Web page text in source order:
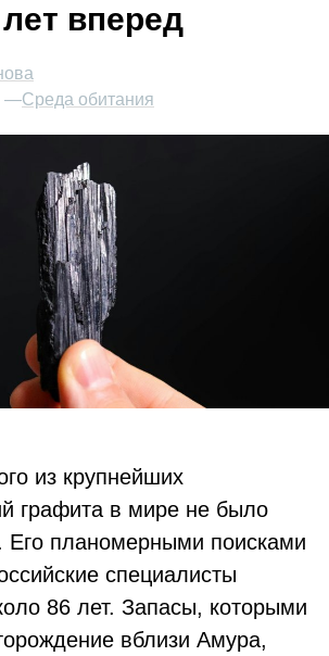
вперед
—Среда обитания
из крупнейших
графита в мире не было
Его планомерными поисками
специалисты
86 лет. Запасы, которыми
вблизи Амура,